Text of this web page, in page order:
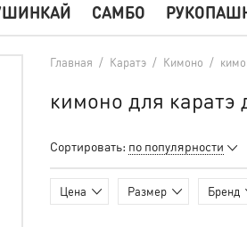
САМБО
Главная / Каратэ / Кимоно /
кимоно для каратэ
Сортировать: по популярности
Цена Размер Бренд